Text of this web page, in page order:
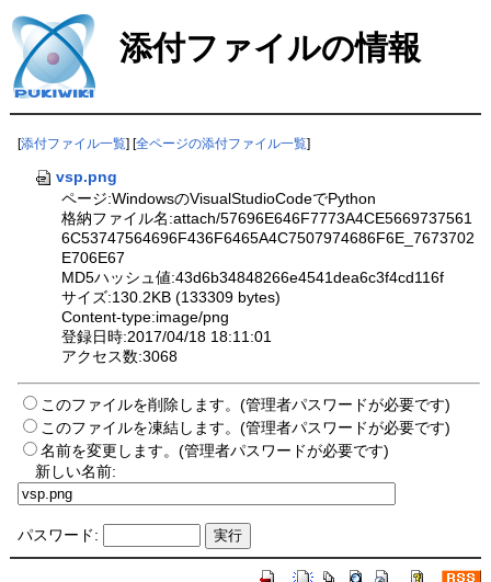
添付ファイルの情報
[添付ファイル一覧] [全ページの添付ファイル一覧]
vsp.png
ページ:WindowsのVisualStudioCodeでPython
格納ファイル名:attach/57696E646F7773A4CE5669737561
6C53747564696F436F6465A4C7507974686F6E_7673702
E706E67
MD5ハッシュ値:43d6b34848266e4541dea6c3f4cd116f
サイズ:130.2KB (133309 bytes)
Content-type:image/png
登録日時:2017/04/18 18:11:01
アクセス数:3068
このファイルを削除します。(管理者パスワードが必要です)
このファイルを凍結します。(管理者パスワードが必要です)
名前を変更します。(管理者パスワードが必要です)
新しい名前:
パスワード: